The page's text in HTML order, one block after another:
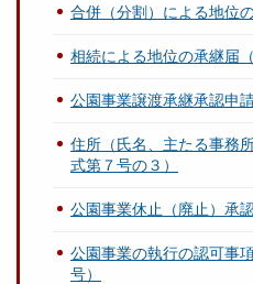
合併（分割）による地位
相続による地位の承継届
公園事業譲渡承継承認申
住所（氏名、主たる事務
式第７号の３）
公園事業休止（廃止）承
公園事業の執行の認可事
号）